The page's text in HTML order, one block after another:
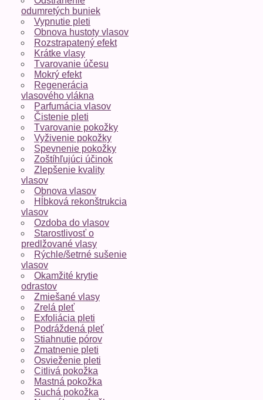
odumretých buniek
Vypnutie pleti
Obnova hustoty vlasov
Rozstrapatený efekt
Krátke vlasy
Tvarovanie účesu
Mokrý efekt
Regenerácia
vlasového vlákna
Parfumácia vlasov
Čistenie pleti
Tvarovanie pokožky
Vyživenie pokožky
Spevnenie pokožky
Zoštíhľujúci účinok
Zlepšenie kvality
vlasov
Obnova vlasov
Hĺbková rekonštrukcia
vlasov
Ozdoba do vlasov
Starostlivosť o
predlžované vlasy
Rýchle/šetrné sušenie
vlasov
Okamžité krytie
odrastov
Zmiešané vlasy
Zrelá pleť
Exfoliácia pleti
Podráždená pleť
Stiahnutie pórov
Zmatnenie pleti
Osvieženie pleti
Citlivá pokožka
Mastná pokožka
Suchá pokožka